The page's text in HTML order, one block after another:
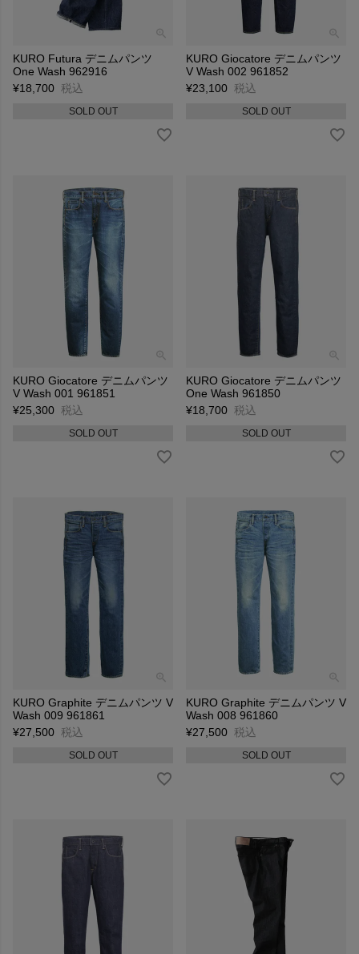
KURO Futura デニムパンツ
One Wash 962916
¥18,700 税込
SOLD OUT
KURO Giocatore デニムパンツ
V Wash 002 961852
¥23,100 税込
SOLD OUT
KURO Giocatore デニムパンツ
V Wash 001 961851
¥25,300 税込
SOLD OUT
KURO Giocatore デニムパンツ
One Wash 961850
¥18,700 税込
SOLD OUT
KURO Graphite デニムパンツ V
Wash 009 961861
¥27,500 税込
SOLD OUT
KURO Graphite デニムパンツ V
Wash 008 961860
¥27,500 税込
SOLD OUT